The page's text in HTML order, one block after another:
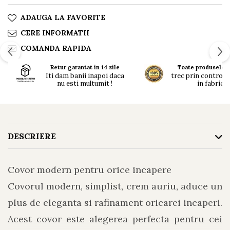
ADAUGA LA FAVORITE
CERE INFORMATII
COMANDA RAPIDA
Retur garantat in 14 zile
Iti dam banii inapoi daca
nu esti multumit !
Toate produsele
trec prin
in fabrici !
DESCRIERE
Covor modern pentru orice incapere
Covorul modern, simplist, crem auriu, aduce un
plus de eleganta si rafinament oricarei incaperi.
Acest covor este alegerea perfecta pentru cei